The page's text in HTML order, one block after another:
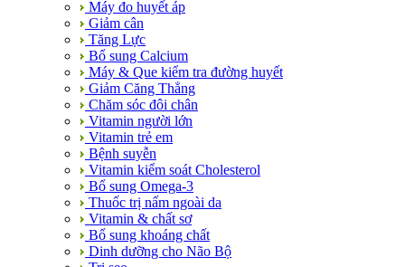
Máy đo huyết áp
Giảm cân
Tăng Lực
Bổ sung Calcium
Máy & Que kiểm tra đường huyết
Giảm Căng Thẳng
Chăm sóc đôi chân
Vitamin người lớn
Vitamin trẻ em
Bệnh suyễn
Vitamin kiểm soát Cholesterol
Bổ sung Omega-3
Thuốc trị nấm ngoài da
Vitamin & chất sơ
Bổ sung khoáng chất
Dinh dưỡng cho Não Bộ